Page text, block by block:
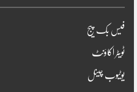
فیس بک پیج
ٹویٹر اکاؤنٹ
یوٹیوب چینل